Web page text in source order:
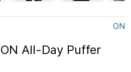
ON
All-Day Puffer